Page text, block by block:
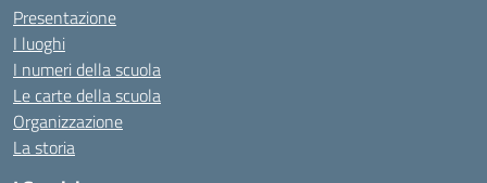
Presentazione
I luoghi
I numeri della scuola
Le carte della scuola
Organizzazione
La storia